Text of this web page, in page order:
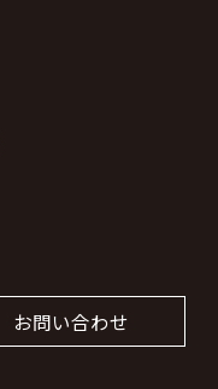
お問い合わせ